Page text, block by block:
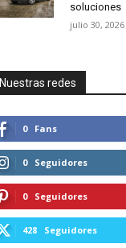
soluciones
julio 30, 2026
Nuestras redes
0 Fans
0 Seguidores
0 Seguidores
428 Seguidores